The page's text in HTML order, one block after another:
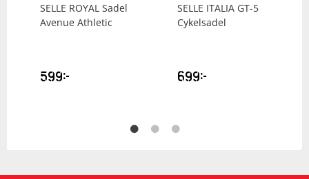
SELLE ROYAL Sadel
Avenue Athletic
599kr
SELLE ITALIA GT-5
Cykelsadel
699kr